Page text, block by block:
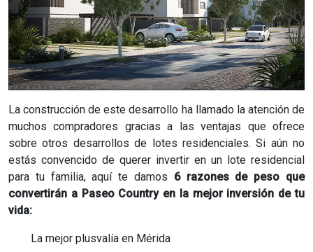
La construcción de este desarrollo ha llamado la atención de
muchos compradores gracias a las ventajas que ofrece
sobre otros desarrollos de lotes residenciales.Si aún no
estás convencido de querer invertir en un lote residencial
para tu familia, aquí te damos 6 razones de peso que
convertirán a Paseo Country en la mejor inversión de tu
vida:
La mejor plusvalía en Mérida